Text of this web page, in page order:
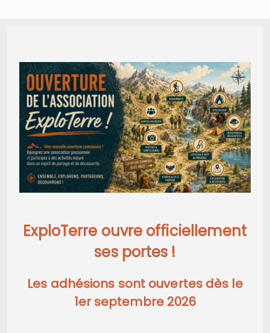
ExploTerre ouvre officiellement
ses portes !
Les adhésions sont ouvertes dès le
1er septembre 2026